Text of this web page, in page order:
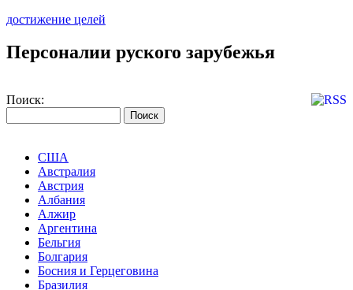
достижение целей
Персоналии руского зарубежья
Поиск:
США
Австралия
Австрия
Албания
Алжир
Аргентина
Бельгия
Болгария
Босния и Герцеговина
Бразилия